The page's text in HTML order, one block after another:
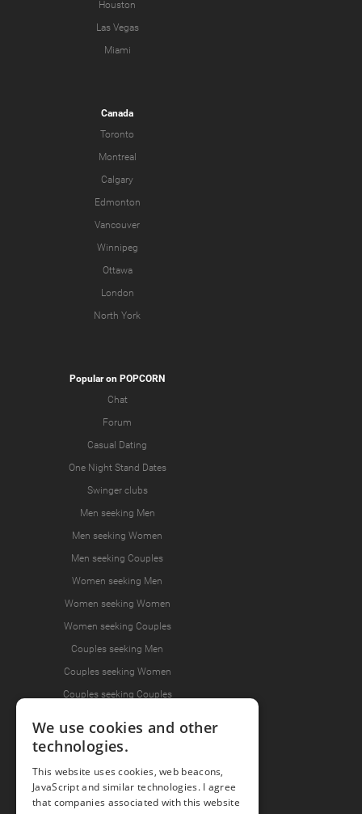
Houston
Las Vegas
Miami
Canada
Toronto
Montreal
Calgary
Edmonton
Vancouver
Winnipeg
Ottawa
London
North York
Popular on POPCORN
Chat
Forum
Casual Dating
One Night Stand Dates
Swinger clubs
Men seeking Men
Men seeking Women
Men seeking Couples
Women seeking Men
Women seeking Women
Women seeking Couples
Couples seeking Men
Couples seeking Women
Couples seeking Couples
Join the Fun
Press Area
Invite Friends
We use cookies and other
technologies.
This website uses cookies, web beacons,
JavaScript and similar technologies. I agree
that companies associated with this website